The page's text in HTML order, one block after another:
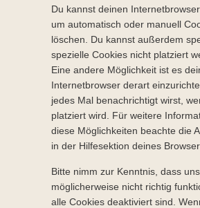
Du kannst deinen
um automatisch oder manuell
löschen. Du kannst außerdem
spezielle Cookies nicht platziert
Eine andere Möglichkeit ist es
Internetbrowser derart
jedes Mal benachrichtigt wirst,
platziert wird. Für weitere
diese Möglichkeiten beachte die
in der Hilfesektion deines
Bitte nimm zur Kenntnis, dass
möglicherweise nicht richtig
alle Cookies deaktiviert sind.